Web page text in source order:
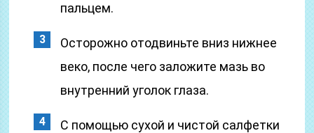
пальцем.
Осторожно отодвиньте вниз нижнее
веко, после чего заложите мазь во
внутренний уголок глаза.
С помощью сухой и чистой салфетки